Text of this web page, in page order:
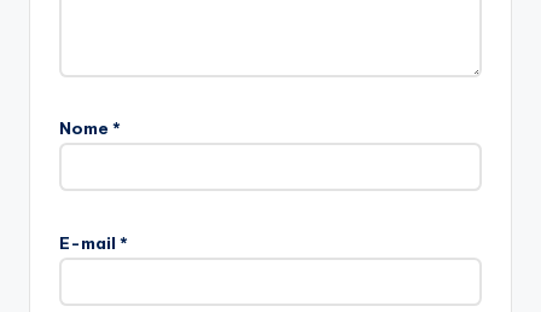
Nome *
E-mail *